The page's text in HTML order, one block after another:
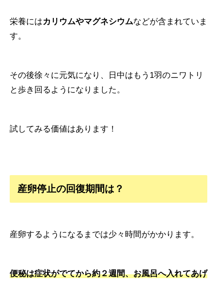
栄養にはカリウムやマグネシウムなどが含まれていま
す。
その後徐々に元気になり、日中はもう1羽のニワトリ
と歩き回るようになりました。
試してみる価値はあります！
産卵停止の回復期間は？
産卵するようになるまでは少々時間がかかります。
便秘は症状がでてから約２週間、お風呂へ入れてあげ